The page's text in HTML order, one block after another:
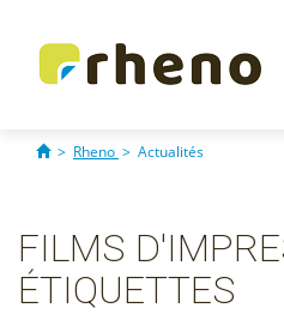
> Rheno > Actualités
FILMS
ÉTIQUETTES